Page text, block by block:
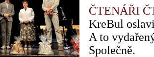
ČTENÁŘI
KreBul
A to
Společně.